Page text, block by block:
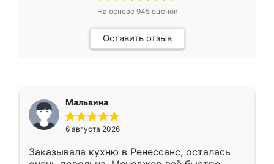
На основе 945оценок
Оставить отзыв
Мальвина
6 августа 2026
Заказывала кухню в Ренессанс, осталась